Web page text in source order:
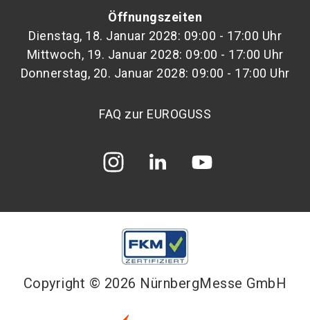
Öffnungszeiten
Dienstag, 18. Januar 2028: 09:00 - 17:00 Uhr
Mittwoch, 19. Januar 2028: 09:00 - 17:00 Uhr
Donnerstag, 20. Januar 2028: 09:00 - 17:00 Uhr
FAQ zur EUROGUSS
Copyright © 2026 NürnbergMesse GmbH